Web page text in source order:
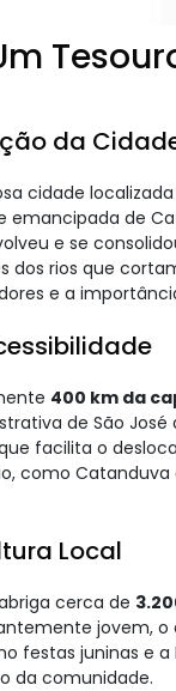
da
cidade
emancipada de
e se
rios que
e a
400 km da
de São
que facilita o
como
Local
cerca de
jovem, o
festas juninas e
da comunidade.